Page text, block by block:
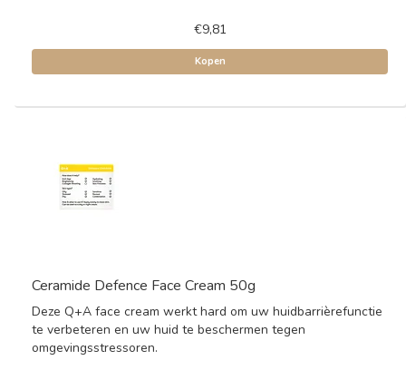
€9,81
Kopen
Ceramide Defence Face Cream 50g
Deze Q+A face cream werkt hard om uw huidbarrièrefunctie
te verbeteren en uw huid te beschermen tegen
omgevingsstressoren.